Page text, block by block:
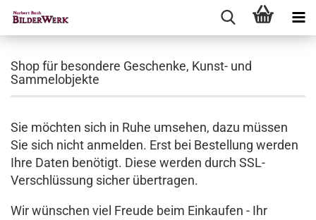
Shop für besondere Geschenke, Kunst- und
Sammelobjekte
Sie möchten sich in Ruhe umsehen, dazu müssen
Sie sich nicht anmelden. Erst bei Bestellung werden
Ihre Daten benötigt. Diese werden durch SSL-
Verschlüssung sicher übertragen.
Wir wünschen viel Freude beim Einkaufen - Ihr